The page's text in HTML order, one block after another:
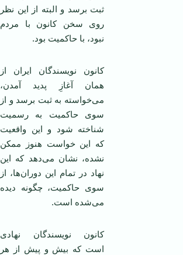
ثبت برسد و البته از این نظر
روی سخن کانون با مردم
نبود، با حاکمیت بود.
کانون نویسندگان ایران از‌‌
همان آغازِ پدید آمدن،
می‌خواسته به ثبت برسد و از
سوی حاکمیت به رسمیت
شناخته شود و این واقعیت
که این خواست هنوز ممکن
نشده، نشان می‌دهد که این
نهاد در تمام این دوران‌ها، از
سوی حاکمیت، چگونه دیده
می‌شده است.
کانون نویسندگان نهادی
است که بیش و پیش از هر